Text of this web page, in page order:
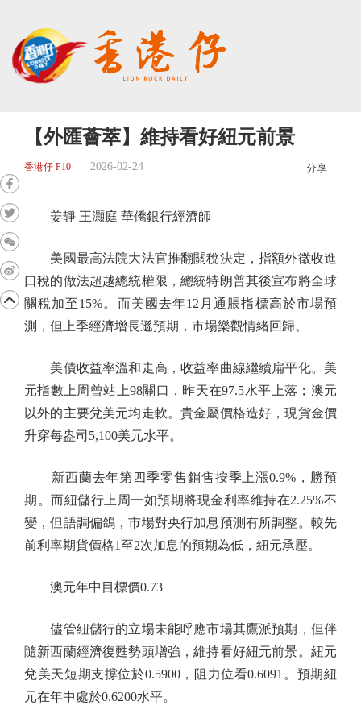
【外匯薈萃】維持看好紐元前景
香港仔 P10 2026-02-24 分享
姜靜 王灝庭 華僑銀行經濟師
美國最高法院大法官推翻關稅決定，指額外徵收進
口稅的做法超越總統權限，總統特朗普其後宣布將全球
關稅加至15%。而美國去年12月通脹指標高於市場預
測，但上季經濟增長遜預期，市場樂觀情緒回歸。
美債收益率溫和走高，收益率曲線繼續扁平化。美
元指數上周曾站上98關口，昨天在97.5水平上落；澳元
以外的主要兌美元均走軟。貴金屬價格造好，現貨金價
升穿每盎司5,100美元水平。
新西蘭去年第四季零售銷售按季上漲0.9%，勝預
期。而紐儲行上周一如預期將現金利率維持在2.25%不
變，但語調偏鴿，市場對央行加息預測有所調整。較先
前利率期貨價格1至2次加息的預期為低，紐元承壓。
澳元年中目標價0.73
儘管紐儲行的立場未能呼應市場其鷹派預期，但伴
隨新西蘭經濟復甦勢頭增強，維持看好紐元前景。紐元
兌美天短期支撐位於0.5900，阻力位看0.6091。預期紐
元在年中處於0.6200水平。